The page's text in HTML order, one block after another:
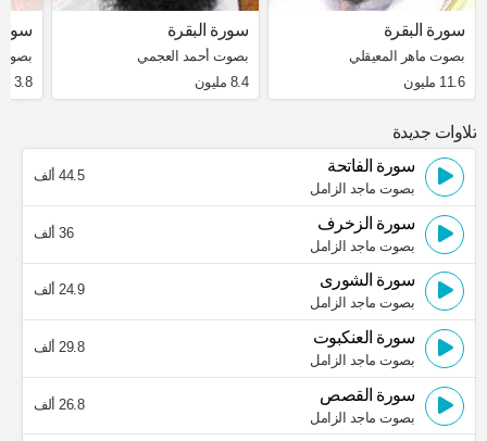
سورة البقرة
بصوت ماهر المعيقلي
11.6 مليون
سورة البقرة
بصوت أحمد العجمي
8.4 مليون
3.8 مليون
تلاوات جديدة
سورة الفاتحة
بصوت ماجد الزامل
44.5 ألف
سورة الزخرف
بصوت ماجد الزامل
36 ألف
سورة الشورى
بصوت ماجد الزامل
24.9 ألف
سورة العنكبوت
بصوت ماجد الزامل
29.8 ألف
سورة القصص
بصوت ماجد الزامل
26.8 ألف